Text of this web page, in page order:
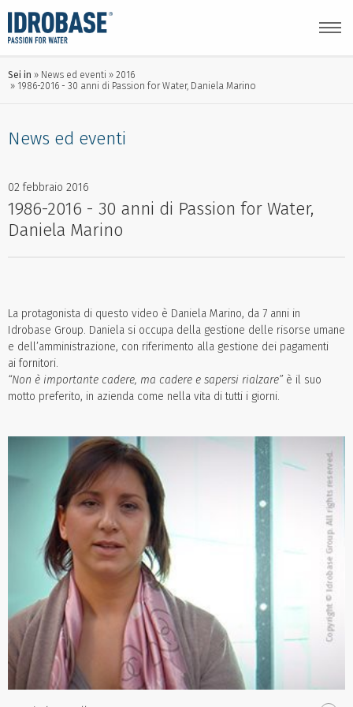
Sei in News ed eventi
2016
1986-2016 - 30 anni di Passion for Water, Daniela Marino
News ed eventi
02 febbraio 2016
1986-2016 - 30 anni di Passion for Water,
Daniela Marino
La protagonista di questo video è Daniela Marino, da 7 anni in
Idrobase Group. Daniela si occupa della gestione delle risorse umane
e dell’amministrazione, con riferimento alla gestione dei pagamenti
ai fornitori.
“Non è importante cadere, ma cadere e sapersi rialzare” è il suo
motto preferito, in azienda come nella vita di tutti i giorni.